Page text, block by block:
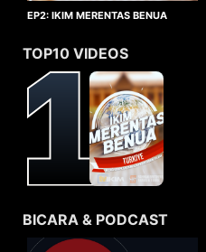
EP2: IKIM MERENTAS BENUA
TOP10 VIDEOS
BICARA & PODCAST